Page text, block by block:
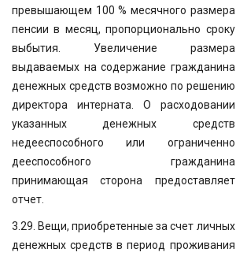
превышающем 100 % месячного размера
пенсии в месяц, пропорционально сроку
выбытия. Увеличение размера
выдаваемых на содержание гражданина
денежных средств возможно по решению
директора интерната. О расходовании
указанных денежных средств
недееспособного или ограниченно
дееспособного гражданина
принимающая сторона предоставляет
отчет.
3.29. Вещи, приобретенные за счет личных
денежных средств в период проживания